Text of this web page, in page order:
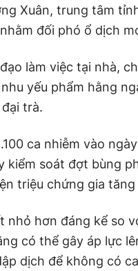
Xuân, trung tâm
đối phó ổ dịch
làm việc tại nhà,
yếu phẩm hằng
đại trà.
ca nhiễm vào
soát đợt bùng
triệu chứng gia
nhỏ hơn đáng kể so
có thể gây áp lực
dịch để không có